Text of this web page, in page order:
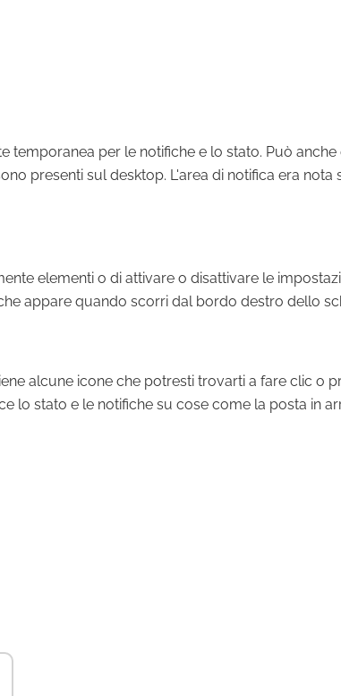
temporanea per le notifiche e lo stato. Può
presenti sul desktop. L'area di notifica era
elementi o di attivare o disattivare le
appare quando scorri dal bordo destro dello
alcune icone che potresti trovarti a fare clic o
lo stato e le notifiche su cose come la posta in